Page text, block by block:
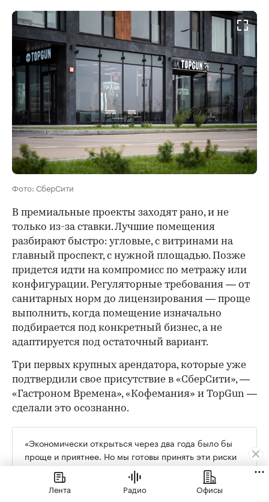
Фото: СберСити
В премиальные проекты заходят рано, и не
только из-за ставки. Лучшие помещения
разбирают быстро: угловые, с витринами на
главный проспект, с нужной площадью. Позже
придется идти на компромисс по метражу или
конфигурации. Регуляторные требования — от
санитарных норм до лицензирования — проще
выполнить, когда помещение изначально
подбирается под конкретный бизнес, а не
адаптируется под остаточный вариант.
Три первых крупных арендатора, которые уже
подтвердили свое присутствие в «СберСити», —
«Гастроном Времена», «Кофемания» и TopGun —
сделали это осознанно.
«Экономически открыться через два года было бы
проще и приятнее. Но мы готовы принять эти риски
и, возможно, какое-то время работать не в плюс. Мы
рассматриваем это как инвестиции в будущее», —
говорит Андрей Яковлев из «Гастронома Времена».
Лента Радио Офисы